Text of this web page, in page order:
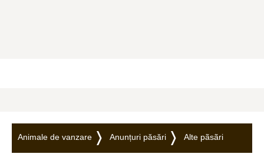
Animale de vanzare Anunțuri păsări Alte pãsãri